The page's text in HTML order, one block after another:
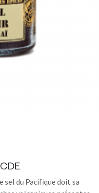
sel du Pacifique doit sa